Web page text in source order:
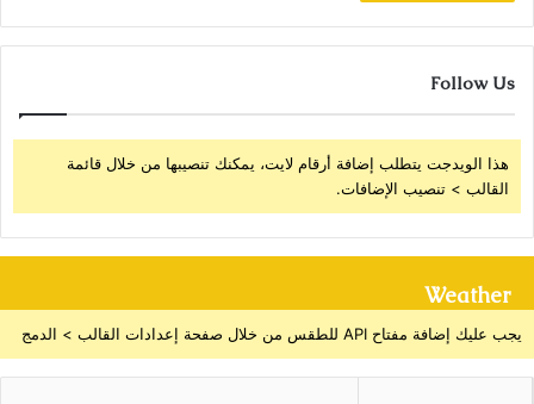
Follow Us
هذا الويدجت يتطلب إضافة أرقام لايت، يمكنك تنصيبها من خلال قائمة
القالب > تنصيب الإضافات.
Weather
يجب عليك إضافة مفتاح API للطقس من خلال صفحة إعدادات القالب > الدمج